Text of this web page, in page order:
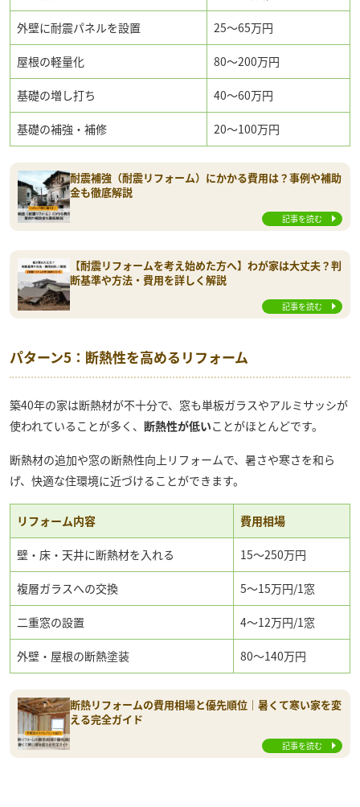
外壁に耐震パネルを設置 25～65万円
屋根の軽量化 80～200万円
基礎の増し打ち 40～60万円
基礎の補強・補修 20〜100万円
耐震補強（耐震リフォーム）にかかる費用は？事例や補助
金も徹底解説
記事を読む
【耐震リフォームを考え始めた方へ】わが家は大丈夫？判
断基準や方法・費用を詳しく解説
記事を読む
パターン5：断熱性を高めるリフォーム
築40年の家は断熱材が不十分で、窓も単板ガラスやアルミサッシが
使われていることが多く、 断熱性が低いことがほとんどです。
断熱材の追加や窓の断熱性向上リフォームで、暑さや寒さを和ら
げ、快適な住環境に近づけることができます。
リフォーム内容 費用相場
壁・床・天井に断熱材を入れる 15～250万円
複層ガラスへの交換 5～15万円/1窓
二重窓の設置 4～12万円/1窓
外壁・屋根の断熱塗装 80〜140万円
断熱リフォームの費用相場と優先順位｜暑くて寒い家を変
える完全ガイド
記事を読む